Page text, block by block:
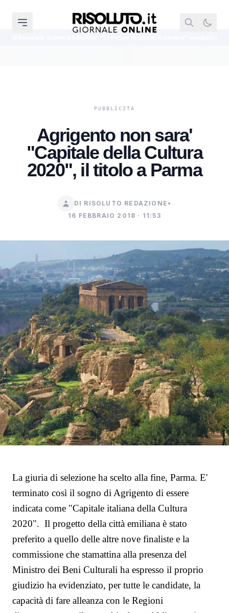
Agrigento non sara'
"Capitale della Cultura
2020", il titolo a Parma
DI RISOLUTO REDAZIONE •
16 FEBBRAIO 2018 · 11:53
La giuria di selezione ha scelto alla fine, Parma. E'
terminato così il sogno di Agrigento di essere
indicata come "Capitale italiana della Cultura
2020". Il progetto della città emiliana è stato
preferito a quello delle altre nove finaliste e la
commissione che stamattina alla presenza del
Ministro dei Beni Culturali ha espresso il proprio
giudizio ha evidenziato, per tutte le candidate, la
capacità di fare alleanza con le Regioni